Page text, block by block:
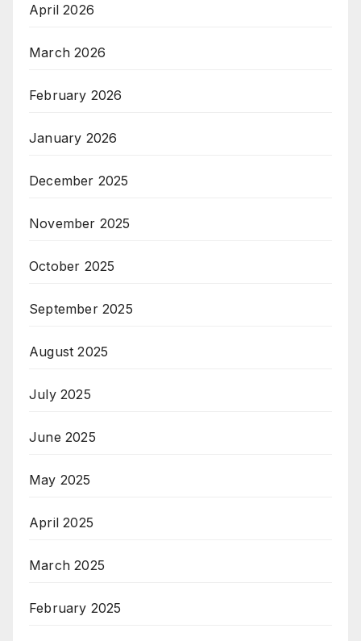
April 2026
March 2026
February 2026
January 2026
December 2025
November 2025
October 2025
September 2025
August 2025
July 2025
June 2025
May 2025
April 2025
March 2025
February 2025